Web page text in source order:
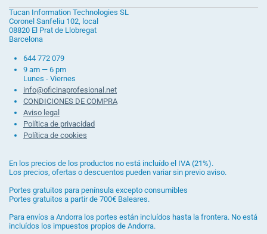
Tucan Information Technologies SL
Coronel Sanfeliu 102, local
08820 El Prat de Llobregat
Barcelona
644 772 079
9 am — 6 pm
Lunes - Viernes
info@oficinaprofesional.net
CONDICIONES DE COMPRA
Aviso legal
Política de privacidad
Política de cookies
En los precios de los productos no está incluído el IVA (21%).
Los precios, ofertas o descuentos pueden variar sin previo aviso.
Portes gratuitos para península excepto consumibles
Portes gratuitos a partir de 700€ Baleares.
Para envíos a Andorra los portes están incluídos hasta la frontera. No está
incluídos los impuestos propios de Andorra.